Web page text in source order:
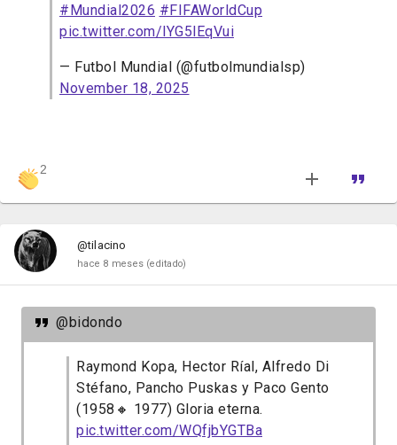
#Mundial2026 #FIFAWorldCup
pic.twitter.com/lYG5lEqVui
— Futbol Mundial (@futbolmundialsp)
November 18, 2025
2
@tilacino
hace 8 meses (editado)
@bidondo
Raymond Kopa, Hector Ríal, Alfredo Di
Stéfano, Pancho Puskas y Paco Gento
(1958🔸 1977) Gloria eterna.
pic.twitter.com/WQfjbYGTBa